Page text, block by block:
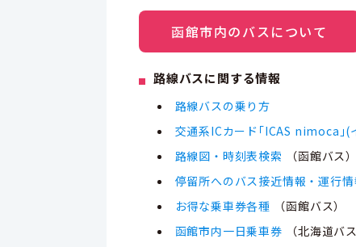
函館市内のバスについて
路線バスに関する情報
路線バスの乗り方
交通系ICカード｢ICAS nimoca｣(
路線図・時刻表検索
（函館バス）
停留所へのバス接近情報・運行情
お得な乗車券各種
（函館バス）
函館市内一日乗車券
（北海道バス